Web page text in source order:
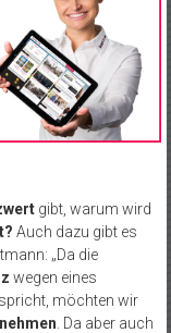
gibt, warum wird
Auch dazu gibt es
„Da die
wegen eines
möchten wir
. Da aber auch